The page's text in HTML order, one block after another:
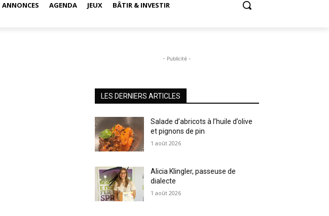
ANNONCES AGENDA JEUX BÂTIR & INVESTIR
- Publicité -
LES DERNIERS ARTICLES
Salade d’abricots à l’huile d’olive
et pignons de pin
1 août 2026
Alicia Klingler, passeuse de
dialecte
1 août 2026